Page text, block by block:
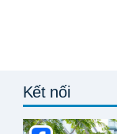
Kết nối